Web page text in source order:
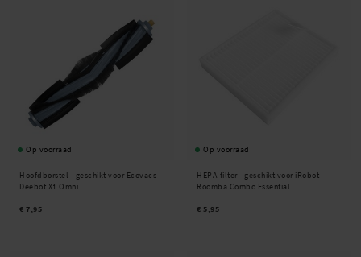
Op voorraad
Hoofdborstel - geschikt voor Ecovacs
Deebot X1 Omni
€ 7,95
Op voorraad
HEPA-filter - geschikt voor iRobot
Roomba Combo Essential
€ 5,95